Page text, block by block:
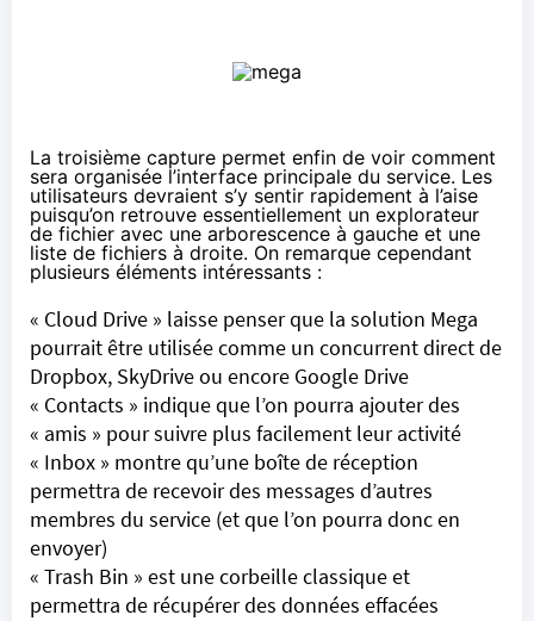
La troisième capture permet enfin de voir comment
sera organisée l’interface principale du service. Les
utilisateurs devraient s’y sentir rapidement à l’aise
puisqu’on retrouve essentiellement un explorateur
de fichier avec une arborescence à gauche et une
liste de fichiers à droite. On remarque cependant
plusieurs éléments intéressants :
« Cloud Drive » laisse penser que la solution Mega
pourrait être utilisée comme un concurrent direct de
Dropbox, SkyDrive ou encore Google Drive
« Contacts » indique que l’on pourra ajouter des
« amis » pour suivre plus facilement leur activité
« Inbox » montre qu’une boîte de réception
permettra de recevoir des messages d’autres
membres du service (et que l’on pourra donc en
envoyer)
« Trash Bin » est une corbeille classique et
permettra de récupérer des données effacées